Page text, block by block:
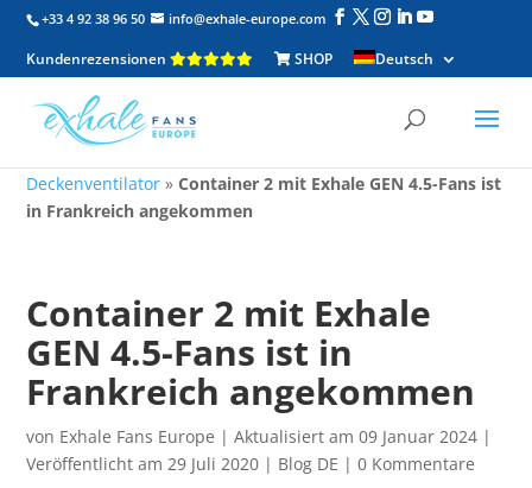
Deckenventilator »Container 2 mit Exhale GEN 4.5-Fans ist
in Frankreich angekommen
+33 4 92 38 96 50 info@exhale-europe.com
Kundenrezensionen SHOP Deutsch
Container 2 mit Exhale
GEN 4.5-Fans ist in
Frankreich angekommen
von Exhale Fans Europe |Aktualisiert am 09 Januar 2024 |
Veröffentlicht am 29 Juli 2020 | Blog DE |0 Kommentare